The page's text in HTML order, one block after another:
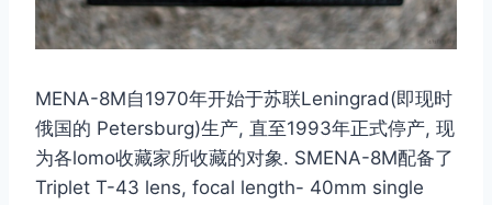
MENA-8M自1970年开始于苏联Leningrad(即现时
俄国的 Petersburg)生产, 直至1993年正式停产, 现
为各lomo收藏家所收藏的对象. SMENA-8M配备了
Triplet T-43 lens, focal length- 40mm single